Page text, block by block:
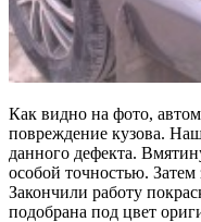
Как видно на фото,
повреждение кузова.
данного дефекта.
особой точностью.
Закончили работу
подобрана под цвет